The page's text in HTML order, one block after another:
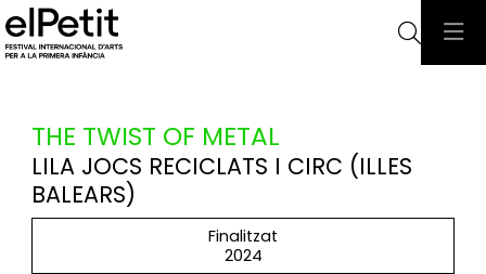
Cerca
THE TWIST OF METAL
LILA JOCS RECICLATS I CIRC (ILLES
BALEARS)
Finalitzat
2024